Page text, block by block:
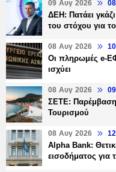
09 Αυγ 2026
ΔΕΗ: Πατάει
του στόχου για
08 Αυγ 2026
Οι πληρωμές e-
ισχύει
08 Αυγ 2026
ΣΕΤΕ: Παρέμβαση
Τουρισμού
08 Αυγ 2026
Alpha Bank:
εισοδήματος για